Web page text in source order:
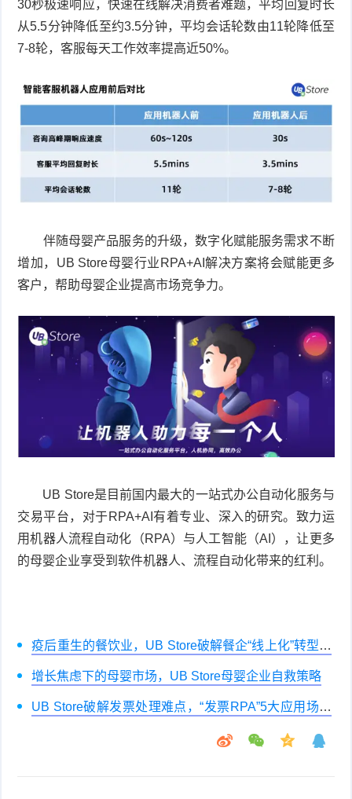
30秒极速响应，快速在线解决消费者难题，平均回复时长
从5.5分钟降低至约3.5分钟，平均会话轮数由11轮降低至
7-8轮，客服每天工作效率提高近50%。
伴随母婴产品服务的升级，数字化赋能服务需求不断
增加，UB Store母婴行业RPA+AI解决方案将会赋能更多
客户，帮助母婴企业提高市场竞争力。
UB Store是目前国内最大的一站式办公自动化服务与
交易平台，对于RPA+AI有着专业、深入的研究。致力运
用机器人流程自动化（RPA）与人工智能（AI），让更多
的母婴企业享受到软件机器人、流程自动化带来的红利。
疫后重生的餐饮业，UB Store破解餐企“线上化”转型痛
增长焦虑下的母婴市场，UB Store母婴企业自救策略
UB Store破解发票处理难点，“发票RPA”5大应用场景